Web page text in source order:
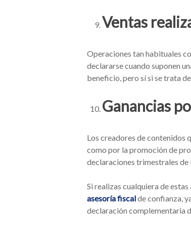
Ventas
Operaciones tan habituales
declararse cuando suponen
beneficio, pero sí si se trata
Ganancias
Los creadores de contenidos
como por la promoción de
declaraciones trimestrales de
Si realizas cualquiera de
asesoría fiscalde confianza,
declaración complementaria